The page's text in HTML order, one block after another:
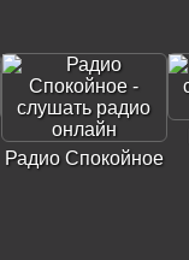
Радио Спокойное